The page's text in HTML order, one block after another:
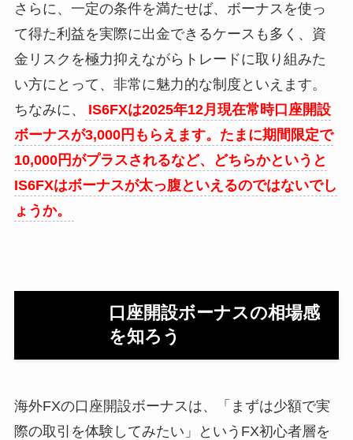
さらに、一定の条件を満たせば、ボーナスを使っ
て得た利益を実際に出金できるケースも多く、資
金リスクを極力抑えながらトレードに取り組みた
い方にとって、非常に魅力的な制度といえます。
ちなみに、
IS6FXは2025年12月現在常時口座開設
ボーナスが3,000円もらえます。たまに期間限定で
10,000円がプラスされるなど、どちらかというと
IS6FXはボーナスが太っ腹といえるのではないでし
ょうか。
口座開設ボーナスの相場感
を知ろう
海外FXの口座開設ボーナスは、「まずは少額で実
際の取引を体験してみたい」というFX初心者層を